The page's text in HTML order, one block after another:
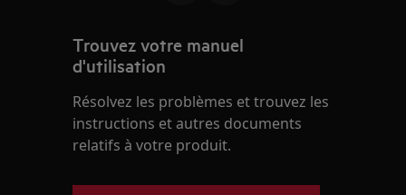
Trouvez votre manuel
d'utilisation
Résolvez les problèmes et trouvez les
instructions et autres documents
relatifs à votre produit.